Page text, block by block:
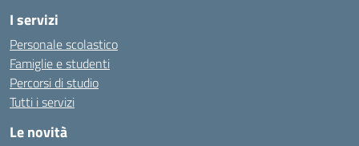
I servizi
Personale scolastico
Famiglie e studenti
Percorsi di studio
Tutti i servizi
Le novità